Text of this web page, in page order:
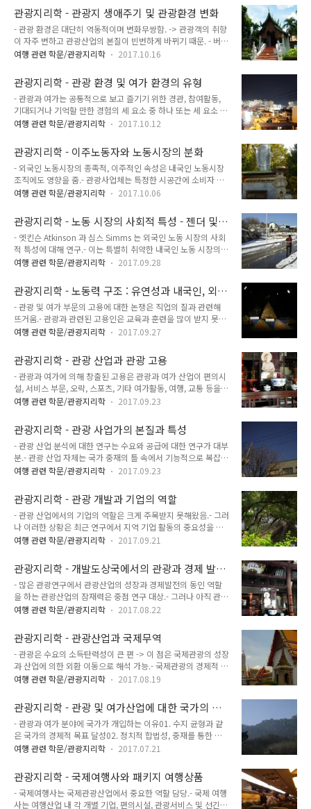
이 기의들은 사람과 사물, 장소의 정체성을 나타냄.- 그러므로 관
광객 시선은 ..
하고 그랜드 투어에서 낭만적 순수성을 추구.- 오늘날에도 현대
사회에 물들지 않은 '원형'의 문화와 원형의 사회를 만나는 여가
체험을 추구하는 사람들이 있음.- 의도적으로 서로 다른 시간과
장소의 가상 체험을 제공해 방문객을 유인하는 인위적 관광지가
생기기도 함.- 이러한 관광지는 지난 30년 동안 비약적으로 개발
들을 고유한 것인지 아닌지, 역사적 관광지인지 현대적 관광지인
지, 낭만이 있는 곳..
관광지리학 - 관광지 생애주기 및 관광환경 변화
- 관광 환경은 대단히 역동적이며 변화무쌍함. -> 관광객의 취향
이 자주 변하고 관광산업의 본질이 빈번하게 바뀌기 때문. - 버틀
러 Butler : 시간에 따른 방문자 변화를 기초로 관광지 발달의 여
수의 관광객들이 있으며, 관광객 수는 한정적이고 관광시설물이
거의 없음.02. 참여 단계 : 관광객을 위한 시설물 공급을 위해 소
수의 지역 주민이 참여, 관광 성수기가 발생하고 관광시장이 나
타나기 시작.03. 개발 단계 : 많은 관광객이 방문하나, 외부 조직
에 관광 통솔권이 넘어가고 지역주민과 관광객 사이에 긴장이 조
제의 주요 역할을 담당. 관광객 증가율이 감소하기 시작하고 시
설..
여행 관련 학문/관광지리학 2017.10.16
관광지리학 - 관광 환경 및 여가 환경의 유형
- 관광과 여가는 공통적으로 보고 즐기기 위한 경관, 참여활동,
기대되거나 기억할 만한 경험의 세 요소 중 하나 또는 세 요소 모
두의 속성을 지니기도 함.- 그러나 관광과 여가는 다양한 환경에
도는 관광학에서 주류를 이루지 못하고 부분적으로만 연구됨. -
류 Lew : 표의적, 조직적, 인식론적 관점을 포함하는 유형을 발
전시키기 위해 세 가지 접근법 제시.- 표의적 접근 : 자연 관광자
원과 인문 관광자원의 차이를 강조하는 '관광환경'의 특성에 중
점을 주는 연구 방법.- 조직적 접근 : 표의적 접근과 반대로, 관광
력, 시간에 따라 변하는 관광자원의 성격에 초점을 맞춤.- 인식론
적 접근..
여행 관련 학문/관광지리학 2017.10.12
관광지리학 - 이주노동자와 노동시장의 분화
- 외국인 노동시장의 종족적, 이주적인 속성은 내국인 노동시장
조직에도 영향을 줌.- 관광사업체는 특정한 시공간에 소비자 집
단에게 서비스를 제공해야 해서 이러한 일을 수행할 수 있는 노
이용하는 것에 한계가 있다면, 지역주민 노동력에 의존 가능.- 대
안적으로 배후지역에서 노동력을 구할 수 있음.- 그러나 노동력
에 대한 수요는 노동시장 공급을 초과할 수 있음. - 노동력의 이
동은 경제적으로 매우 중요.- 노동력의 이동은 혁신적이고 매우
열정적인 사람들로 구성된 공동체를 텅 비게 할 수도 있음.- 그러
수단이기도 함.- 대체로 노동에 대한 수요의 크기와 국가 노동시
간의 조건을 고려할 때,..
여행 관련 학문/관광지리학 2017.10.06
관광지리학 - 노동 시장의 사회적 특성 - 젠더 및
유연성
- 엣킨슨 Atkinson 과 심스 Simms 는 외국인 노동 시장의 사회
적 특성에 대해 연구.- 이는 특별히 취약한 내국인 노동 시장의
구조를 가진 여가 및 관광산업에서 중요. - 여성은 남성보다 상대
일시적인 고용이 많음.- 이러한 현상은 대체로 정형화되어 있어
새로운 노동력의 성역할 분화와 시공간에 따른 변화가 요구됨.-
대부분의 사회에서 관광산업의 직업 분화현상이 강하게 나타나
고 있음.- 여성은 관광 산업 부문에서 주방에서 일하거나 식사 서
비스를 제공. -> 이러한 일들은 가정에서처럼 반복되는 것이 특
국한된 것은 아닌데도 노동력의 성역할 분화가 사회적으로 구조
화되고 있음.- ..
여행 관련 학문/관광지리학 2017.09.28
관광지리학 - 노동력 구조 : 유연성과 내국인, 외국
인 노동시장
- 관광 및 여가 부문의 고용에 대한 논쟁은 직업의 질과 관련해
뜨거움.- 관광과 관련된 고용인은 교육과 훈련을 많이 받지 못했
고 비기술적이며 비생산적이라 함.- 물론 관광과 여가 부문 고용
것이 특징.- 특히 편의시설 부분의 고용의 다양성은 관광객 1명
당 직업의 수, 성별, 이민자의 직업 구성의 비율, 계절성, 임금, 작
은 민박집 또는 펜션과 5성 특급 호텔 간 조건의 차이 등의 측면
에서 고려할 만 함.- 비고용 부문이나 소규모 편의시설에서 가족
노동력의 부분적인 활용 때문에 일자리 수가 다르게 나타남.- 또
에 중요한 외국어와 같은 의사 소통 기술을 무시하고 단지 물리
적이고 조직적인..
여행 관련 학문/관광지리학 2017.09.27
관광지리학 - 관광 산업과 관광 고용
- 관광과 여가에 의해 창출된 고용은 관광과 여가 산업이 편의시
설, 서비스 부문, 오락, 스포츠, 기타 여가활동, 여행, 교통 등을
포함한 다양한 경제 요소로 구성되어 있기 때문에 이로 인해 창
서로 공유되는 부분이 많다는 사실도 이들에 의해 창출된 고용을
설명하기 어렵게 만듬.- 또한 지역 주민과 관광객이 사용하는 편
의 시설을 구분하는 것이 수월하지 않기 때문에 관광과 여가를
구분하는 것도 매우 어려움.- 실제로 대부분의 통계국에서 관광
분야로 공식 분류한 식당, 바, 호텔, 호텔 부대 시설과 같은 편의
관광과 관련된 직업 분류- 기반시설 건설 (예: 도로, 공항, 하수처
리,..
여행 관련 학문/관광지리학 2017.09.23
관광지리학 - 관광 사업가의 본질과 특성
- 관광 산업 분석에 대한 연구는 수요와 공급에 대한 연구가 대부
분.- 관광 산업 자체는 국가 중재의 틀 속에서 기능적으로 복잡한
연계망을 형성.- 고나광 산업 연구에서 대기업의 역할은 비교적
음.- 개발도상국가에서 중요한 점은 다국적 기업의 활동이나 훈
련 프로그램에 국가가 직접 개입해 훈련을 증진시켜왔다는 점.-
하지만 공식 통계로 관광 경영의 세부 사항이나 다양한 기업 형
태를 측정하기 어려움. 더 나아가 많은 국가의 관광 사업체는 규
모가 작음.- 경영과 연계해 기업의 특성을 파악하는 것은 경제 재
: 개발도상국에서 관광 경영 문화가 갖는 중요성을 강조.- 쿡, 마
시 : ..
여행 관련 학문/관광지리학 2017.09.23
관광지리학 - 관광 개발과 기업의 역할
- 관광 산업에서의 기업의 역할은 크게 주목받지 못해왔음.- 그러
나 이러한 상황은 최근 연구에서 지역 기업 활동의 중요성을 인
식하게 됨에 따라 점진적으로 변화중.- 연구자들은 다국적 기업
다고 보는 시선도 있음. - 런드그렌 : 관광기반 기업이 카리브해
지여겡서 호텔 발달형태와 연계된다는 것을 검증.- 섬 지역을 사
례로 호텔 음식의 수요와 공급에 기초를 둔 3단계 모형 제작.1단
계 (초기단계) : 호텔은 지역 배후지와 연계가 없으며 주요 물품
을 외국에서 수입.2단계 (중간단계) : 농산물의 경우 수요 예측을
(발전단계) : 배후지역에 독립업체 및 협력업체 등장.- 런드그렌
이 제기한 모형..
여행 관련 학문/관광지리학 2017.09.21
관광지리학 - 개발도상국에서의 관광과 경제 발달
의 관계
- 많은 관광연구에서 관광산업의 성장과 경제발전의 동인 역할
을 하는 관광산업의 잠재력은 중점 연구 대상.- 그러나 아직 관광
이 경제 발달에서 어떤 역할을 수행했는지에 대해서는 의견이 일
와 관광의 사회, 문화, 환경적 영향에 대한 평가가 다르기 때문에
명확하지 않음.- 넬슨 Nelson : 관광과 경제발달이 서로 일치하
지 않는 개념이라고 주장.- 경제발달에 있어서 관광의 역할을 이
해하려면 관광에 대한 기초적인 매커니즘을 이해해야 함.- 브리
턴 Britton : 국제관광조사의 틀을 연구. 이 틀에서 검증될 필요
다른 하나는 영향력 있는 경제조직과 관련.- 브리턴은 제3세계
관광개발에 ..
여행 관련 학문/관광지리학 2017.08.22
관광지리학 - 관광산업과 국제무역
- 관광은 수요의 소득탄력성이 큰 편 -> 이 점은 국제관광의 성장
과 산업에 의한 외환 이동으로 해석 가능.- 국제관광의 경제적 의
미는 선진국의 탈산업화로 인해 중요해지고 있음.- 선진국에서
교 우위에 관한 리카도 Ricardo 의 개념은 관광에 흥미로운 이
론적 관점 제공. 지역이 생산 부문에서 전문화되고, 수출에 있어
서 비교우위가 있다는 점 의미. 비교우위는 북부 유럽 선진국에
서 국제 관광이 불가능한 것처럼 보이게 함. 그러므로 관광에 이
렇게 단순히 경제원리를 적용하는 것은 넓고 다양한 관광의 속성
상품 생산을 제외하고 경쟁이 단순히 비용 측면에만 국한되지 않
음을 의미.- 비용 ..
여행 관련 학문/관광지리학 2017.08.19
관광지리학 - 관광 및 여가산업에 대한 국가의 개
입과 통제
- 관광과 여가 분야에 국가가 개입하는 이유01. 수지 균형과 같
은 국가의 경제적 목표 달성02. 정치적 합법성, 중재를 통한 정
의 구현03. 시민들의 여가 및 관광활동 지원04. 사회기반투자
는 것이 극히 적기 때문에 국가가 개입해야 함05. 사적인 경영활
동으로부터 경관 및 환경 (주요한 관광자원) 보호06. 관광과 여
가산업을 통해 도시 및 지역개발 도모 - 관광 및 여가 산업에 대
한 국가의 개입은 국내 및 국제 경제의 발달, 관광 산업 및 정부
여행 관련 학문/관광지리학 2017.07.21
관광지리학 - 국제여행사와 패키지 여행상품
- 국제여행사는 국제관광산업에서 중요한 역할 담당.- 국제 여행
사는 여행산업 내 각 개별 기업, 편의시설, 관광서비스 및 선긴국